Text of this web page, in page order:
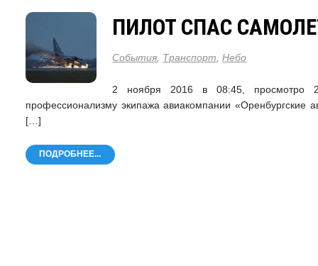
ПИЛОТ СПАС
События, Транспорт,Небо
2 ноября 2016 в 08:45, просмотро
профессионализму экипажа авиакомпании «Оренбургские
[…]
ПОДРОБНЕЕ...